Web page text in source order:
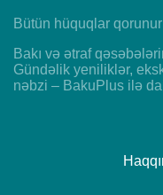
Bütün hüquqlar
Bakı və ətraf
Gündəlik yeniliklər,
nəbzi – BakuPlus ilə